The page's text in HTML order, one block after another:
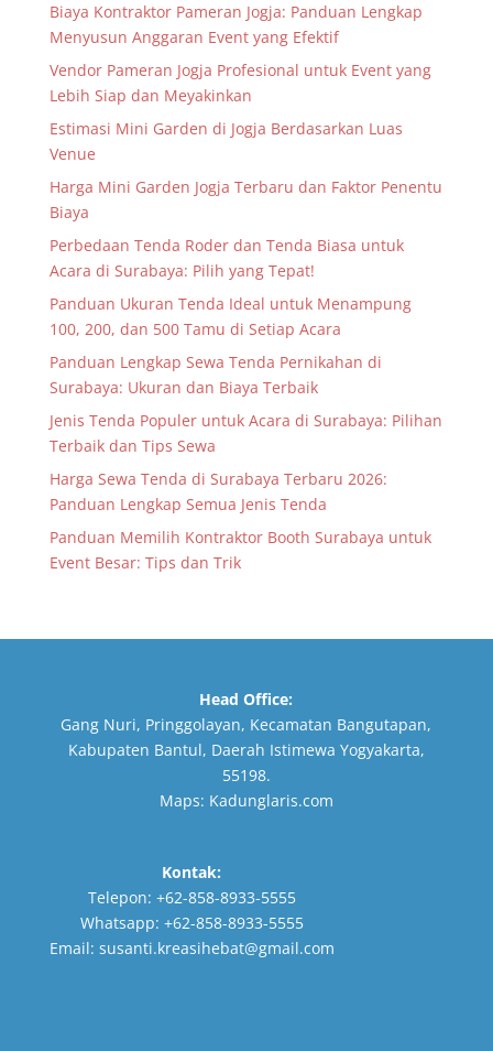
Biaya Kontraktor Pameran Jogja: Panduan Lengkap
Menyusun Anggaran Event yang Efektif
Vendor Pameran Jogja Profesional untuk Event yang
Lebih Siap dan Meyakinkan
Estimasi Mini Garden di Jogja Berdasarkan Luas
Venue
Harga Mini Garden Jogja Terbaru dan Faktor Penentu
Biaya
Perbedaan Tenda Roder dan Tenda Biasa untuk
Acara di Surabaya: Pilih yang Tepat!
Panduan Ukuran Tenda Ideal untuk Menampung
100, 200, dan 500 Tamu di Setiap Acara
Panduan Lengkap Sewa Tenda Pernikahan di
Surabaya: Ukuran dan Biaya Terbaik
Jenis Tenda Populer untuk Acara di Surabaya: Pilihan
Terbaik dan Tips Sewa
Harga Sewa Tenda di Surabaya Terbaru 2026:
Panduan Lengkap Semua Jenis Tenda
Panduan Memilih Kontraktor Booth Surabaya untuk
Event Besar: Tips dan Trik
Head Office:
Gang Nuri, Pringgolayan, Kecamatan Bangutapan,
Kabupaten Bantul, Daerah Istimewa Yogyakarta,
55198.
Maps: Kadunglaris.com
Kontak:
Telepon: +62-858-8933-5555
Whatsapp: +62-858-8933-5555
Email: susanti.kreasihebat@gmail.com